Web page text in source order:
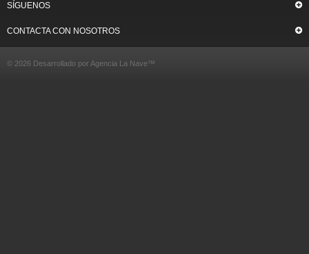
© 2026 Desarrollado por Agencia La Nave™
SÍGUENOS
CONTACTA CON NOSOTROS